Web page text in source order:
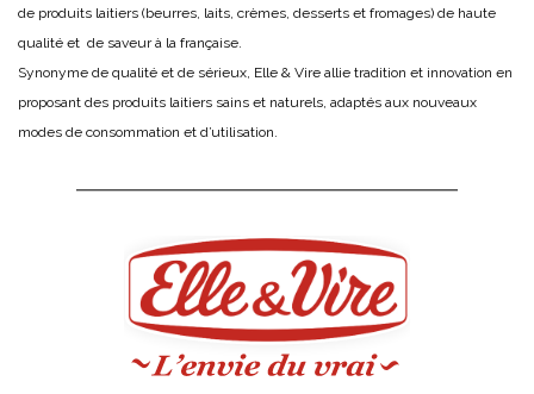
de produits laitiers (beurres, laits, crèmes, desserts et fromages) de haute
qualité et de saveur à la française.
Synonyme de qualité et de sérieux, Elle & Vire allie tradition et innovation en
proposant des produits laitiers sains et naturels, adaptés aux nouveaux
modes de consommation et d’utilisation.